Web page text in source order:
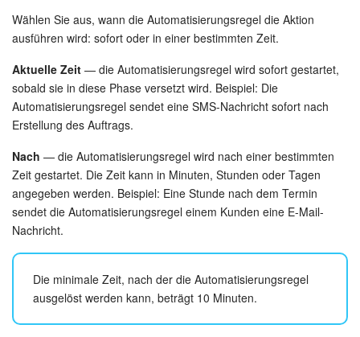
Wählen Sie aus, wann die Automatisierungsregel die Aktion
ausführen wird: sofort oder in einer bestimmten Zeit.
Aktuelle Zeit — die Automatisierungsregel wird sofort gestartet,
sobald sie in diese Phase versetzt wird. Beispiel: Die
Automatisierungsregel sendet eine SMS-Nachricht sofort nach
Erstellung des Auftrags.
Nach — die Automatisierungsregel wird nach einer bestimmten
Zeit gestartet. Die Zeit kann in Minuten, Stunden oder Tagen
angegeben werden. Beispiel: Eine Stunde nach dem Termin
sendet die Automatisierungsregel einem Kunden eine E-Mail-
Nachricht.
Die minimale Zeit, nach der die Automatisierungsregel
ausgelöst werden kann, beträgt 10 Minuten.